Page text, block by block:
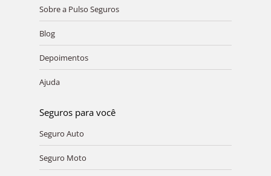
in
window
in
in
in
Sobre a Pulso Seguros
Blog
Depoimentos
Ajuda
Seguros para você
Seguro Auto
Seguro Moto